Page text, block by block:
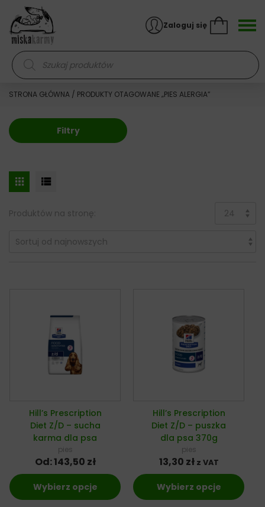
Skocz do treści
Wyszukiwarka produktów
Zaloguj się
STRONA GŁÓWNA / PRODUKTY OTAGOWANE „PIES ALERGIA”
Filtry
Produktów na stronę:
Hill’s Prescription
Diet Z/D – sucha
karma dla psa
pies
Od:143,50 zł
Wybierz opcje
Hill’s Prescription
Diet Z/D – puszka
dla psa 370g
pies
13,30 zł z VAT
Wybierz opcje